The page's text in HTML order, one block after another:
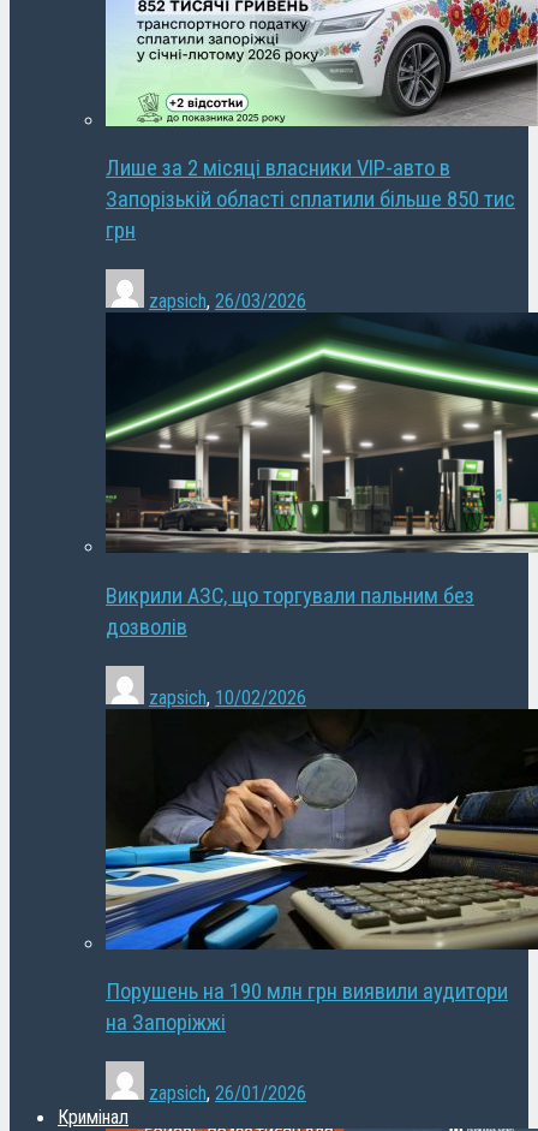
Лише за 2 місяці власники VIP-авто в
Запорізькій області сплатили більше 850 тис
грн
zapsich, 26/03/2026
Викрили АЗС, що торгували пальним без
дозволів
zapsich, 10/02/2026
Порушень на 190 млн грн виявили аудитори
на Запоріжжі
zapsich, 26/01/2026
Кримінал